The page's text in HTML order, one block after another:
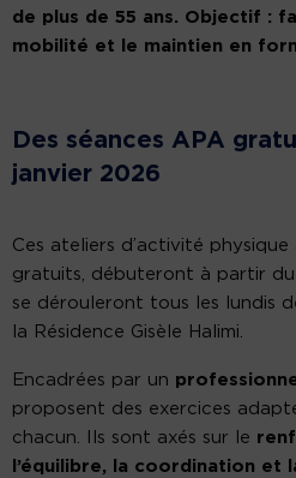
de plus de 55 ans. Objectif :
mobilité et le maintien en
Des séances APA
janvier 2026
Ces ateliers d’activité
gratuits, débuteront à partir
se dérouleront tous les lundis
la Résidence Gisèle Halimi.
Encadrées par un
proposent des exercices
chacun. Ils sont axés sur le
l’équilibre, la coordination et